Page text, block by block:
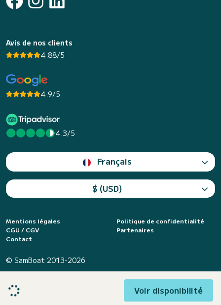
Voir disponibilité
Avis de nos clients
4.88/5
4.9/5
4.3/5
Français
$ (USD)
Mentions légales
Politique de confidentialité
CGU / CGV
Partenaires
Contact
© SamBoat 2013-2026